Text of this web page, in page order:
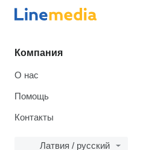
Компания
О нас
Помощь
Контакты
Латвия / русский